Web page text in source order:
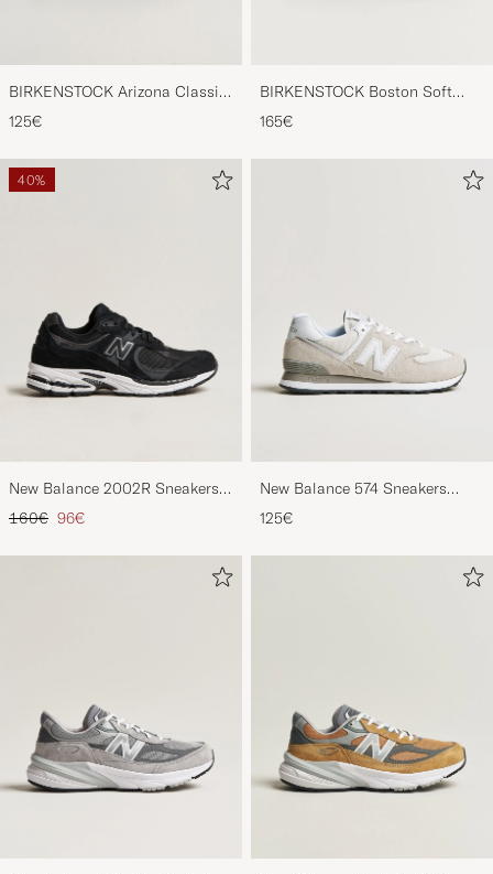
BIRKENSTOCK Arizona Classic
Footbed Habana Oiled Leather
125€
BIRKENSTOCK Boston Soft
Footbed Mocca Suede
165€
40%
New Balance 2002R Sneakers
Black
Tavallinen hinta
160€ Alennettu hinta
96€
New Balance 574 Sneakers
Nimbus Cloud
125€